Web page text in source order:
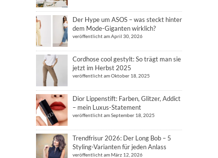
Der Hype um ASOS – was steckt hinter
dem Mode-Giganten wirklich?
veröffentlicht am April 30, 2026
Cordhose cool gestylt: So trägt man sie
jetzt im Herbst 2025
veröffentlicht am Oktober 18, 2025
Dior Lippenstift: Farben, Glitzer, Addict
– mein Luxus-Statement
veröffentlicht am September 18, 2025
Trendfrisur 2026: Der Long Bob – 5
Styling-Varianten für jeden Anlass
veröffentlicht am März 12, 2026